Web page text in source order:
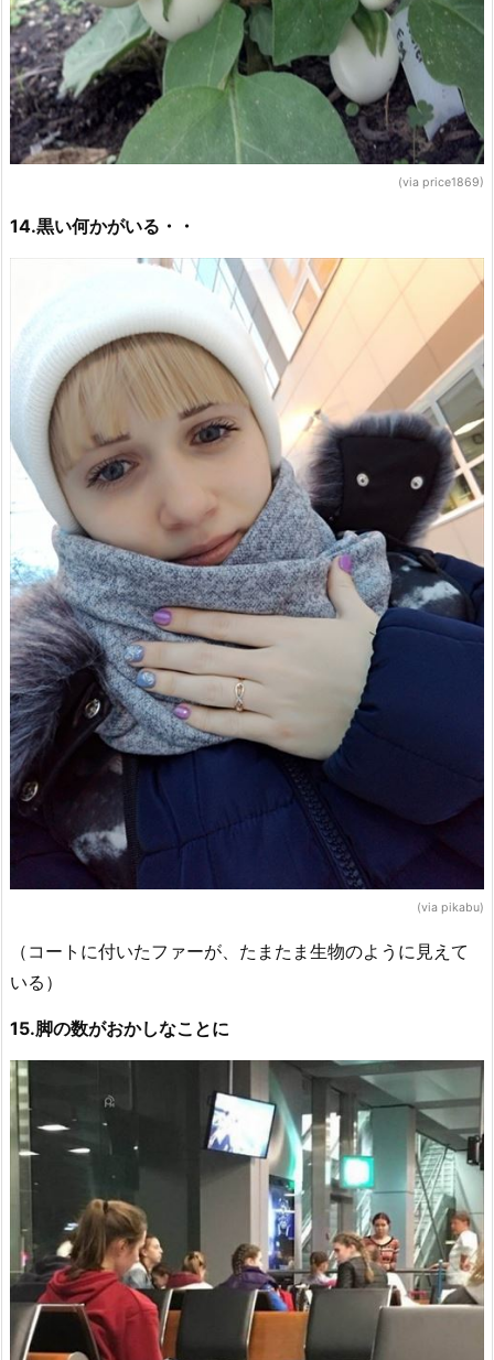
(via price1869)
14.黒い何かがいる・・
(via pikabu)
（コートに付いたファーが、たまたま生物のように見えて
いる）
15.脚の数がおかしなことに